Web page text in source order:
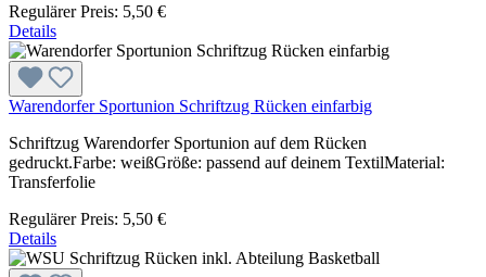
Regulärer Preis: 5,50 €
Details
Warendorfer Sportunion Schriftzug Rücken einfarbig
Schriftzug Warendorfer Sportunion auf dem Rücken
gedruckt.Farbe: weißGröße: passend auf deinem TextilMaterial:
Transferfolie
Regulärer Preis: 5,50 €
Details